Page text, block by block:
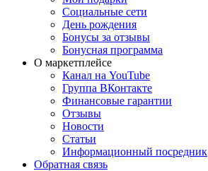
Социальные сети
День рождения
Бонусы за отзывы
Бонусная программа
О маркетплейсе
Канал на YouTube
Группа ВКонтакте
Финансовые гарантии
Отзывы
Новости
Статьи
Информационный посредник
Обратная связь